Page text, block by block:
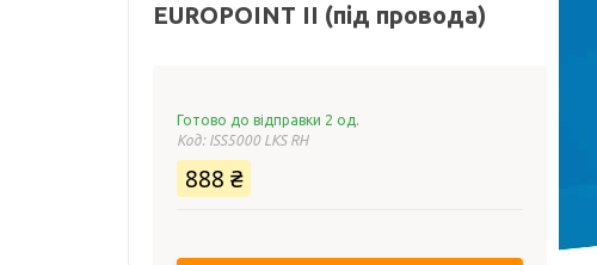
EUROPOINT II (під провода)
Готово до відправки 2 од.
Код: ISS5000 LKS RH
888 ₴